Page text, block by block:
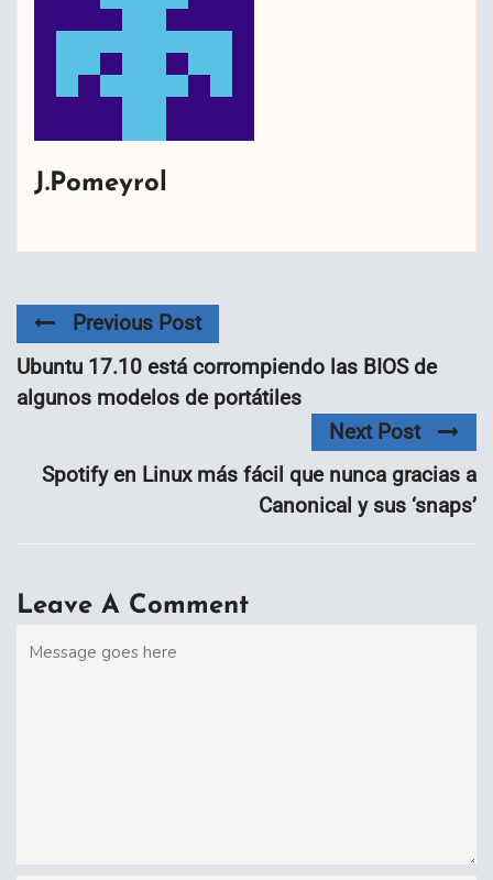
J.Pomeyrol
Previous Post
Ubuntu 17.10 está corrompiendo las BIOS de
algunos modelos de portátiles
Next Post
Spotify en Linux más fácil que nunca gracias a
Canonical y sus ‘snaps’
Leave A Comment